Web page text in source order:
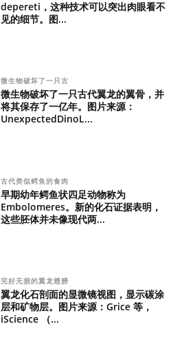
depereti，这种技术可以突出肉眼看不
见的细节。图...
微生物破坏了一只古
微生物破坏了一只古代翼龙的翼骨，并
将其保存了一亿年。图片来源：
UnexpectedDinoL...
古代类似鳄鱼的食肉
早期幼年鳄鱼状四足动物称为
Embolomeres。新的化石证据表明，
这些胚体并未像现代两...
完好无损的翼龙翅膀
翼龙化石剖面的显微镜视图，显示碳涂
层和矿物层。图片来源：Grice 等，
iScience （...